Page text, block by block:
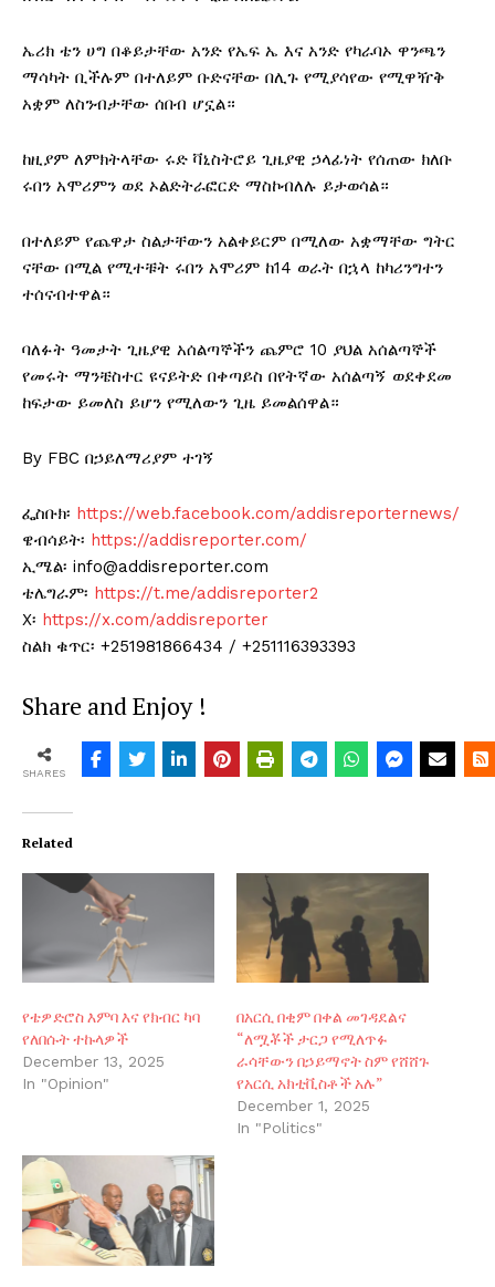
ኤሪክ ቴን ሀግ በቆይታቸው አንድ የኤፍ ኤ እና አንድ የካራባኦ ዋንጫን
ማሳካት ቢችሉም በተለይም ቡድናቸው በሊጉ የሚያሳየው የሚዋዥቅ
አቋም ለስንብታቸው ሰበብ ሆኗል።
ከዚያም ለምክትላቸው ሩድ ቫኒስትሮይ ጊዜያዊ ኃላፊነት የሰጠው ክለቡ
ሩበን አሞሪምን ወደ ኦልድትራፎርድ ማስኮብለሉ ይታወሳል።
በተለይም የጨዋታ ስልታቸውን አልቀይርም በሚለው አቋማቸው ግትር
ናቸው በሚል የሚተቹት ሩበን አሞሪም ከ14 ወራት በኋላ ከካሪንግተን
ተሰናብተዋል።
ባለፉት ዓመታት ጊዜያዊ አሰልጣኞችን ጨምሮ 10 ያህል አሰልጣኞች
የመሩት ማንቼስተር ዩናይትድ በቀጣይስ በየትኛው አሰልጣኝ ወደቀደመ
ከፍታው ይመለስ ይሆን የሚለውን ጊዜ ይመልሰዋል።
By FBC በኃይለማሪያም ተገኝ
ፌስቡክ፡ https://web.facebook.com/addisreporternews/
ዌብሳይት፡ https://addisreporter.com/
ኢሜል፡ info@addisreporter.com
ቴሌግራም፡ https://t.me/addisreporter2
X፡ https://x.com/addisreporter
ስልክ ቁጥር፡ +251981866434 / +251116393393
Share and Enjoy !
SHARES
Related
የቴዎድሮስ እምባ እና የክብር ካባ
የለበሱት ተኩላዎች
December 13, 2025
In "Opinion"
በአርሲ በቂም በቀል መገዳደልና
“ለሟቾች ታርጋ የሚለጥፉ
ራሳቸውን በኃይማኖት ስም የሸሸጉ
የአርሲ አክቲቪስቶች አሉ”
December 1, 2025
In "Politics"